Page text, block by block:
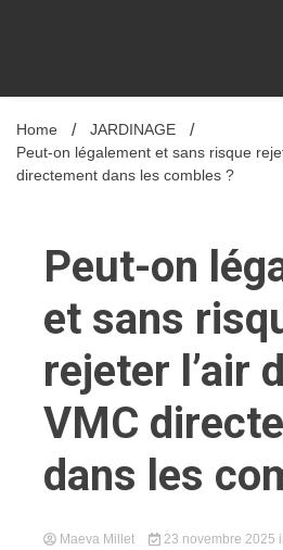
Home
JARDINAGE
Peut-on légalement et sans risque
directement dans les combles ?
Peut-on
et sans
rejeter l’air
VMC
dans les
Maeva Millet 23 novembre 2025